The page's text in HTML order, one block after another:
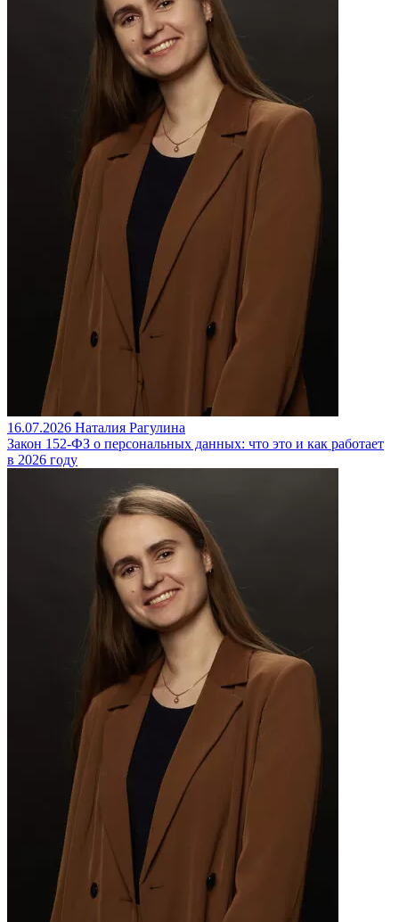
16.07.2026 Наталия Рагулина
Закон 152-ФЗ о персональных данных: что это и как работает
в 2026 году